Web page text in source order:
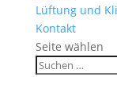
Lüftung und
Kontakt
Seite wählen